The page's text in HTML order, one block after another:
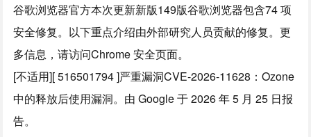
谷歌浏览器官方本次更新新版149版谷歌浏览器包含74 项
安全修复。以下重点介绍由外部研究人员贡献的修复。更
多信息，请访问Chrome 安全页面。
[不适用][ 516501794 ]严重漏洞CVE-2026-11628：Ozone
中的释放后使用漏洞。由 Google 于 2026 年 5 月 25 日报
告。